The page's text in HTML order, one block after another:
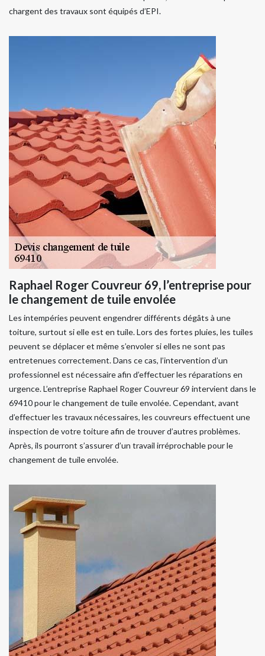
chargent des travaux sont équipés d’EPI.
Raphael Roger Couvreur 69, l’entreprise pour
le changement de tuile envolée
Les intempéries peuvent engendrer différents dégâts à une
toiture, surtout si elle est en tuile. Lors des fortes pluies, les tuiles
peuvent se déplacer et même s’envoler si elles ne sont pas
entretenues correctement. Dans ce cas, l’intervention d’un
professionnel est nécessaire afin d’effectuer les réparations en
urgence. L’entreprise Raphael Roger Couvreur 69 intervient dans le
69410 pour le changement de tuile envolée. Cependant, avant
d’effectuer les travaux nécessaires, les couvreurs effectuent une
inspection de votre toiture afin de trouver d’autres problèmes.
Après, ils pourront s’assurer d’un travail irréprochable pour le
changement de tuile envolée.